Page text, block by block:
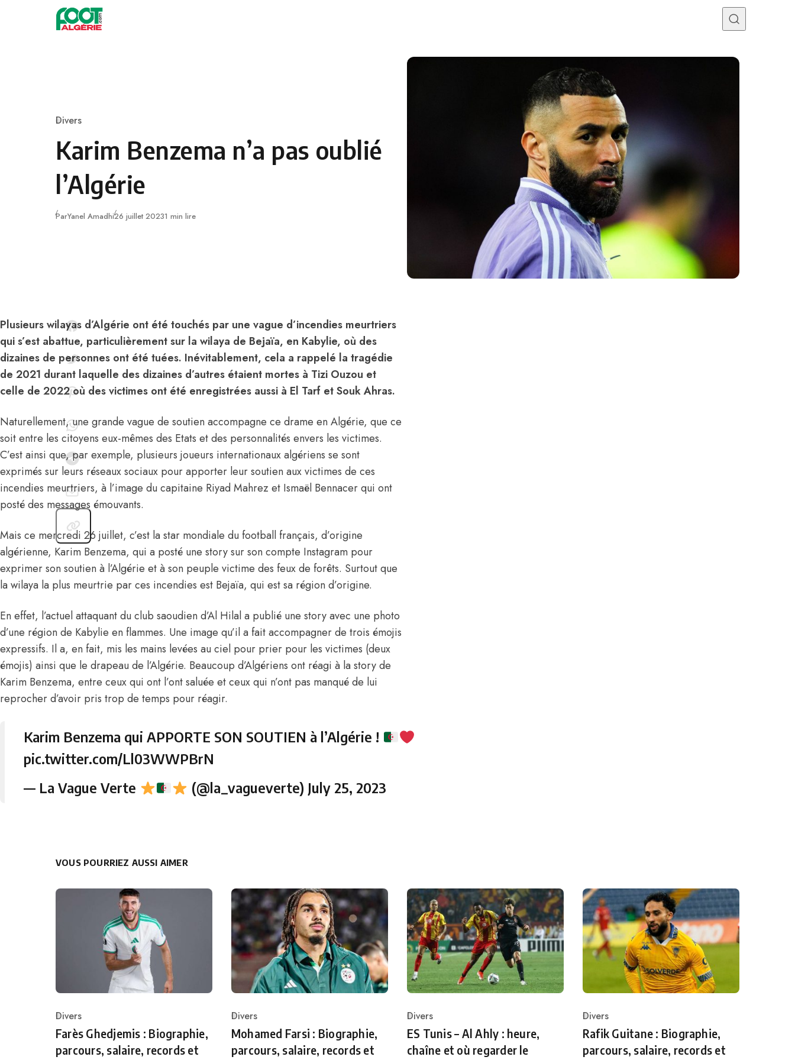
Skip to content
Category
Divers
Karim Benzema n’a pas oublié
l’Algérie
ParYanel AmadhiPublié
26 juillet 20231 min lire
Plusieurs wilayas d’Algérie ont été touchés par une vague d’incendies meurtriers
qui s’est abattue, particulièrement sur la wilaya de Bejaïa, en Kabylie, où des
dizaines de personnes ont été tuées. Inévitablement, cela a rappelé la tragédie
de 2021 durant laquelle des dizaines d’autres étaient mortes à Tizi Ouzou et
celle de 2022 où des victimes ont été enregistrées aussi à El Tarf et Souk Ahras.
Naturellement, une grande vague de soutien accompagne ce drame en Algérie, que ce
soit entre les citoyens eux-mêmes des Etats et des personnalités envers les victimes.
C’est ainsi que, par exemple, plusieurs joueurs internationaux algériens se sont
exprimés sur leurs réseaux sociaux pour apporter leur soutien aux victimes de ces
incendies meurtriers, à l’image du capitaine Riyad Mahrez et Ismaël Bennacer qui ont
posté des messages émouvants.
Mais ce mercredi 26 juillet, c’est la star mondiale du football français, d’origine
algérienne, Karim Benzema, qui a posté une story sur son compte Instagram pour
exprimer son soutien à l’Algérie et à son peuple victime des feux de forêts. Surtout que
la wilaya la plus meurtrie par ces incendies est Bejaïa, qui est sa région d’origine.
En effet, l’actuel attaquant du club saoudien d’Al Hilal a publié une story avec une photo
d’une région de Kabylie en flammes. Une image qu’il a fait accompagner de trois émojis
expressifs. Il a, en fait, mis les mains levées au ciel pour prier pour les victimes (deux
émojis) ainsi que le drapeau de l’Algérie. Beaucoup d’Algériens ont réagi à la story de
Karim Benzema, entre ceux qui ont l’ont saluée et ceux qui n’ont pas manqué de lui
reprocher d’avoir pris trop de temps pour réagir.
Karim Benzema qui APPORTE SON SOUTIEN à l’Algérie !
pic.twitter.com/Ll03WWPBrN
— La Vague Verte
(@la_vagueverte) July 25, 2023
VOUS POURRIEZ AUSSI AIMER
Category
Divers
Farès Ghedjemis : Biographie,
parcours, salaire, records et
Category
Divers
Mohamed Farsi : Biographie,
parcours, salaire, records et
Category
Divers
ES Tunis – Al Ahly : heure,
chaîne et où regarder le
Category
Divers
Rafik Guitane : Biographie,
parcours, salaire, records et